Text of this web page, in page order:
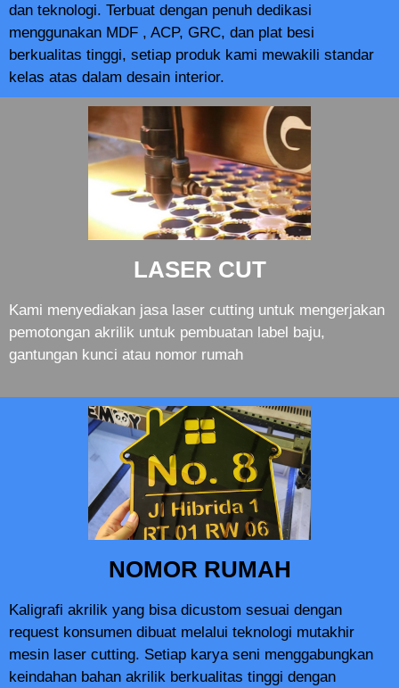
dan teknologi. Terbuat dengan penuh dedikasi
menggunakan MDF , ACP, GRC, dan plat besi
berkualitas tinggi, setiap produk kami mewakili standar
kelas atas dalam desain interior.
LASER CUT
Kami menyediakan jasa laser cutting untuk mengerjakan
pemotongan akrilik untuk pembuatan label baju,
gantungan kunci atau nomor rumah
NOMOR RUMAH
Kaligrafi akrilik yang bisa dicustom sesuai dengan
request konsumen dibuat melalui teknologi mutakhir
mesin laser cutting. Setiap karya seni menggabungkan
keindahan bahan akrilik berkualitas tinggi dengan